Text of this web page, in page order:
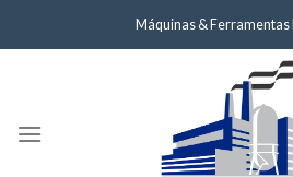
Máquinas & Ferramentas